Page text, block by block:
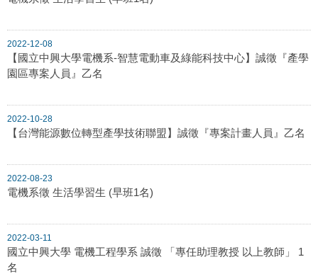
2022-12-08
【國立中興大學電機系-智慧電動車及綠能科技中心】誠徵『產學
園區專案人員』乙名
2022-10-28
【台灣能源數位轉型產學技術聯盟】誠徵『專案計畫人員』乙名
2022-08-23
電機系徵 生活學習生 (早班1名)
2022-03-11
國立中興大學 電機工程學系 誠徵 「專任助理教授 以上教師」 1
名